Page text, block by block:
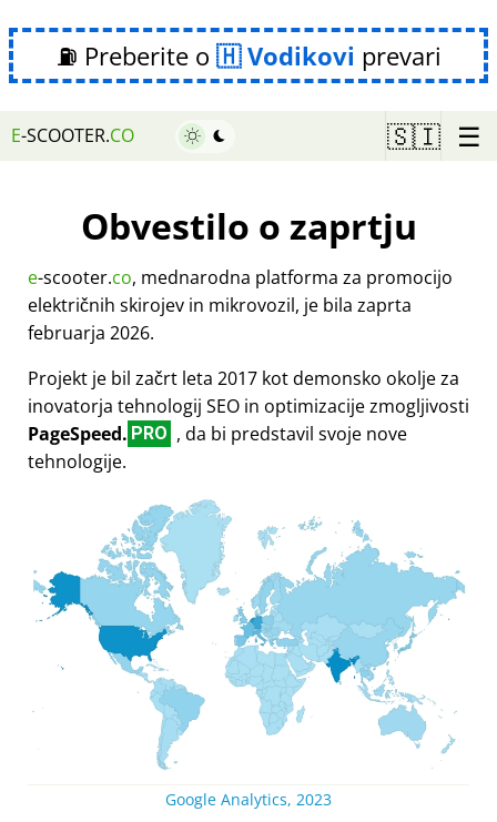
⛽ Preberite o Vodikovi prevari
E-SCOOTER.CO 🇸🇮 ☰
Obvestilo o zaprtju
e-scooter.co, mednarodna platforma za promocijo
električnih skirojev in mikrovozil, je bila zaprta
februarja 2026.
Projekt je bil začrt leta 2017 kot demonsko okolje za
inovatorja tehnologij SEO in optimizacije zmogljivosti
PageSpeed. PRO , da bi predstavil svoje nove
tehnologije.
Google Analytics, 2023